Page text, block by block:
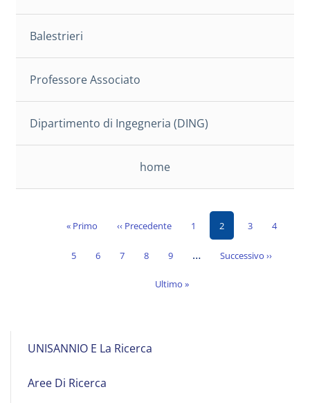
navigation
UNISANNIO E La Ricerca
Aree Di Ricerca
Balestrieri
Professore Associato
Dipartimento di Ingegneria (DING)
home
Paginazione
Prima
« Primo
Pagina
‹‹ Precedente Page
1
Pagina
attuale
2 Page
3 Page
4
Page
5 Page
6 Page
7 Page
8 Page
9 …
Pagina
Successivo ››
Ultima
Ultimo »